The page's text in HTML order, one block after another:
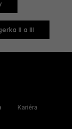
II a III
Kariéra